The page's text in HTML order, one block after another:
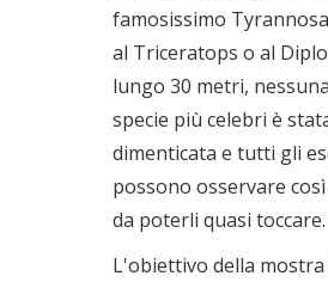
famosissimo
al Triceratops o al
lungo 30 metri,
specie più celebri è
dimenticata e tutti gli
possono osservare
da poterli quasi toccare.
L'obiettivo della